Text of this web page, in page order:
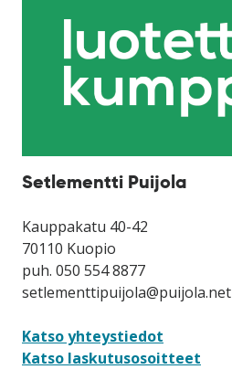
Setlementti Puijola
Kauppakatu 40-42
70110 Kuopio
puh. 050 554 8877
setlementtipuijola@puijola.net
Katso yhteystiedot
Katso laskutusosoitteet